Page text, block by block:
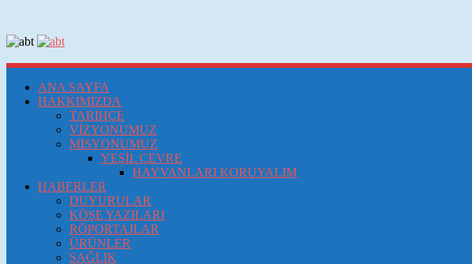
ANA SAYFA
HAKKIMIZDA
TARİHÇE
VİZYONUMUZ
MİSYONUMUZ
YEŞİL ÇEVRE
HAYVANLARI KORUYALIM
HABERLER
DUYURULAR
KÖŞE YAZILARI
RÖPORTAJLAR
ÜRÜNLER
SAĞLIK